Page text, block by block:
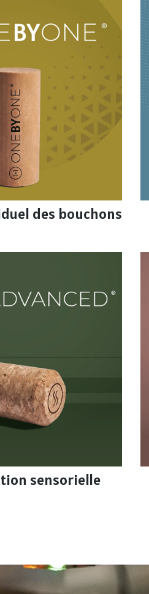
des bouchons
sensorielle